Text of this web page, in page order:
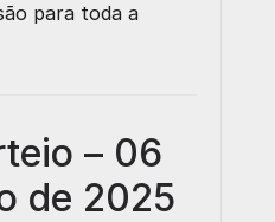
para toda a
– 06
de 2025